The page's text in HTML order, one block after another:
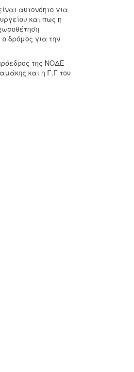
αυτονόητο για
και πως η
δρόμος για την
της ΝΟΔΕ
και η Γ.Γ του